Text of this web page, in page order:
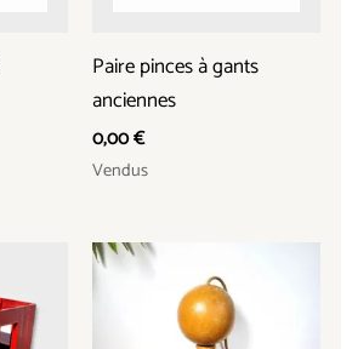
Paire pinces à gants
anciennes
0,00€
Vendus